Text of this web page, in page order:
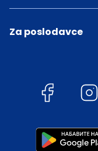
Za poslodavce